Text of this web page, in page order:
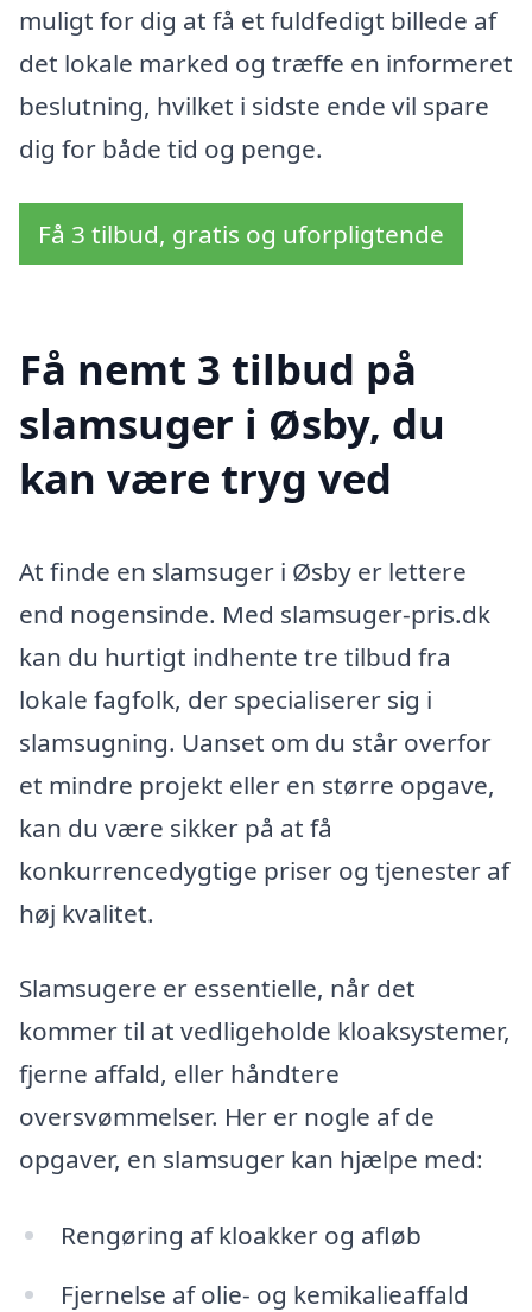
muligt for dig at få et fuldfedigt billede af
det lokale marked og træffe en informeret
beslutning, hvilket i sidste ende vil spare
dig for både tid og penge.
Få 3 tilbud, gratis og uforpligtende
Få nemt 3 tilbud på
slamsuger i Øsby, du
kan være tryg ved
At finde en slamsuger i Øsby er lettere
end nogensinde. Med slamsuger-pris.dk
kan du hurtigt indhente tre tilbud fra
lokale fagfolk, der specialiserer sig i
slamsugning. Uanset om du står overfor
et mindre projekt eller en større opgave,
kan du være sikker på at få
konkurrencedygtige priser og tjenester af
høj kvalitet.
Slamsugere er essentielle, når det
kommer til at vedligeholde kloaksystemer,
fjerne affald, eller håndtere
oversvømmelser. Her er nogle af de
opgaver, en slamsuger kan hjælpe med:
Rengøring af kloakker og afløb
Fjernelse af olie- og kemikalieaffald